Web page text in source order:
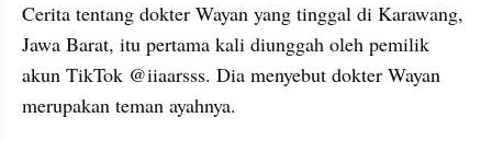
Cerita tentang dokter Wayan yang tinggal di Karawang,
Jawa Barat, itu pertama kali diunggah oleh pemilik
akun TikTok @iiaarsss. Dia menyebut dokter Wayan
merupakan teman ayahnya.